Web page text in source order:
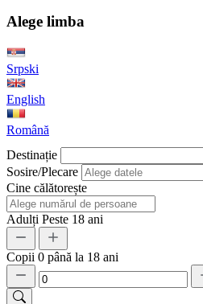
Alege limba
Srpski
English
Română
Destinație
Sosire/Plecare
Cine călătorește
Adulți Peste 18 ani
Copii 0 până la 18 ani